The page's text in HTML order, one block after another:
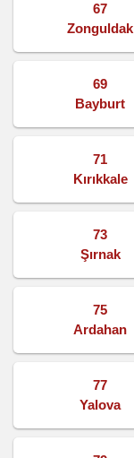
67
Zonguldak
69
Bayburt
71
Kırıkkale
73
Şırnak
75
Ardahan
77
Yalova